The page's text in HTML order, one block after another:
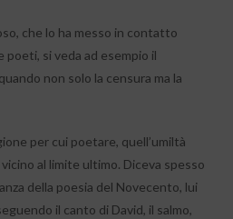
che lo ha messo in contatto
si veda ad esempio il
non solo la censura ma la
per cui poetare, quell’umiltà
al limite ultimo. Diceva spesso
della poesia del Novecento, lui
il canto di David, il salmo,